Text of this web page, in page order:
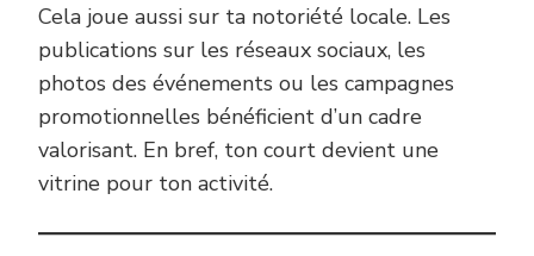
Cela joue aussi sur ta notoriété locale. Les
publications sur les réseaux sociaux, les
photos des événements ou les campagnes
promotionnelles bénéficient d’un cadre
valorisant. En bref, ton court devient une
vitrine pour ton activité.